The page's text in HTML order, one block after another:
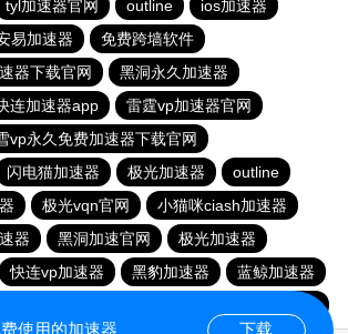
tyl加速器官网 outline
ios加速器
易加速器
免费跨墙软件
器下载官网
黑洞永久加速器
连加速器app
雷霆vp加速器官网
vp永久免费加速器下载官网
闪电猫加速器 极光加速器
outline
极光vqn官网
小猫咪ciash加速器
器 黑洞加速官网
极光加速器
快连vp加速器 黑豹加速器
蓝鲸加速器
hammer加速器
使用的加速器 下载